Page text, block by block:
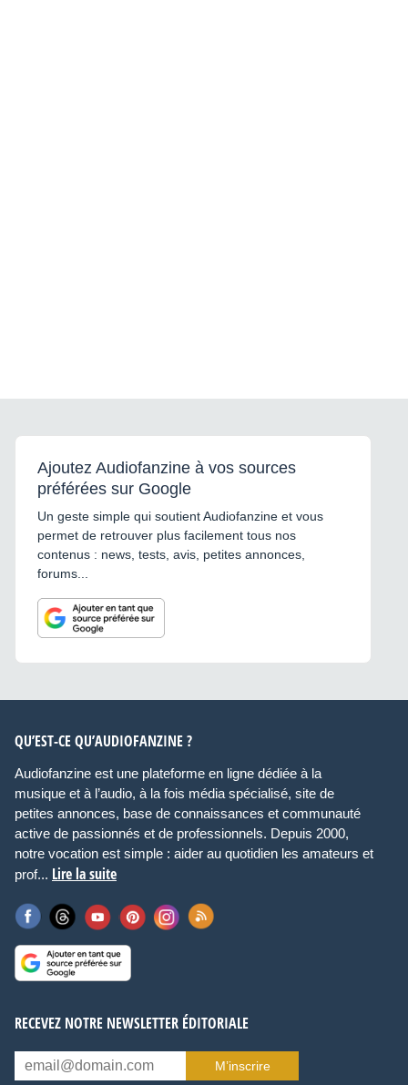
Ajoutez Audiofanzine à vos sources
préférées sur Google
Un geste simple qui soutient Audiofanzine et vous
permet de retrouver plus facilement tous nos
contenus : news, tests, avis, petites annonces,
forums...
QU’EST-CE QU’AUDIOFANZINE ?
Audiofanzine est une plateforme en ligne dédiée à la
musique et à l’audio, à la fois média spécialisé, site de
petites annonces, base de connaissances et communauté
active de passionnés et de professionnels. Depuis 2000,
notre vocation est simple : aider au quotidien les amateurs et
prof... Lire la suite
RECEVEZ NOTRE NEWSLETTER ÉDITORIALE
M’inscrire